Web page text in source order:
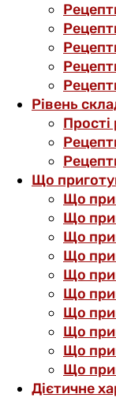
Рівень
Прості
Що
Що
Що
Що
Що
Що
Що
Що
Що
Що
Що
Дієтичне